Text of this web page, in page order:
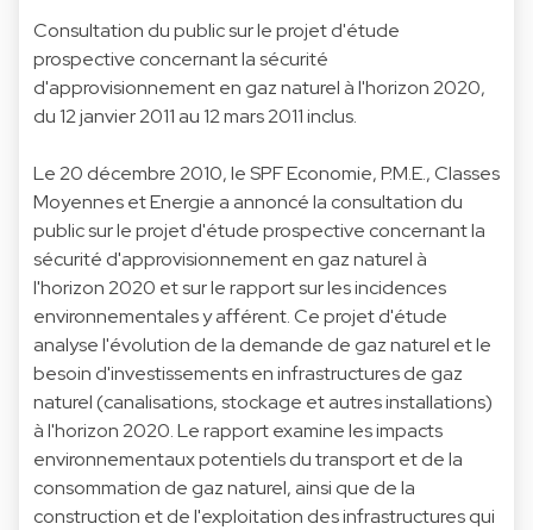
Consultation du public sur le projet d'étude
prospective concernant la sécurité
d'approvisionnement en gaz naturel à l'horizon 2020,
du 12 janvier 2011 au 12 mars 2011 inclus.
Le 20 décembre 2010, le SPF Economie, P.M.E., Classes
Moyennes et Energie a annoncé la consultation du
public sur le projet d'étude prospective concernant la
sécurité d'approvisionnement en gaz naturel à
l'horizon 2020 et sur le rapport sur les incidences
environnementales y afférent. Ce projet d'étude
analyse l'évolution de la demande de gaz naturel et le
besoin d'investissements en infrastructures de gaz
naturel (canalisations, stockage et autres installations)
à l'horizon 2020. Le rapport examine les impacts
environnementaux potentiels du transport et de la
consommation de gaz naturel, ainsi que de la
construction et de l'exploitation des infrastructures qui